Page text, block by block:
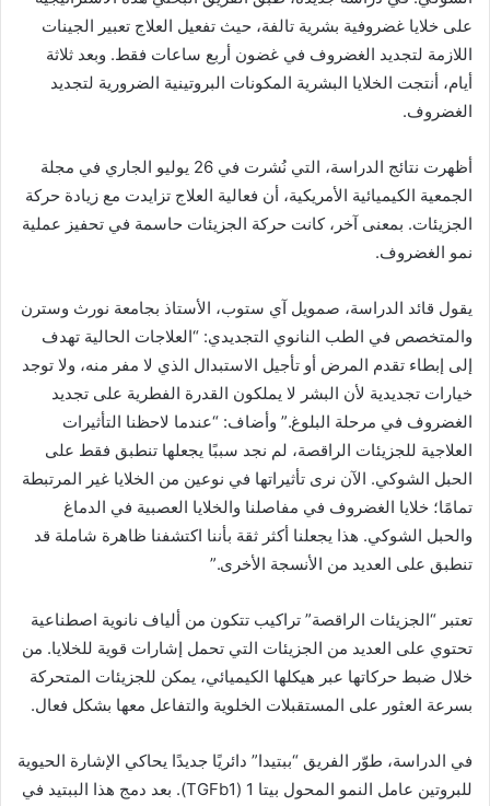
على خلايا غضروفية بشرية تالفة، حيث تفعيل العلاج تعبير الجينات
اللازمة لتجديد الغضروف في غضون أربع ساعات فقط. وبعد ثلاثة
أيام، أنتجت الخلايا البشرية المكونات البروتينية الضرورية لتجديد
الغضروف.
أظهرت نتائج الدراسة، التي نُشرت في 26 يوليو الجاري في مجلة
الجمعية الكيميائية الأمريكية، أن فعالية العلاج تزايدت مع زيادة حركة
الجزيئات. بمعنى آخر، كانت حركة الجزيئات حاسمة في تحفيز عملية
نمو الغضروف.
يقول قائد الدراسة، صمويل آي ستوب، الأستاذ بجامعة نورث وسترن
والمتخصص في الطب النانوي التجديدي: “العلاجات الحالية تهدف
إلى إبطاء تقدم المرض أو تأجيل الاستبدال الذي لا مفر منه، ولا توجد
خيارات تجديدية لأن البشر لا يملكون القدرة الفطرية على تجديد
الغضروف في مرحلة البلوغ.” وأضاف: “عندما لاحظنا التأثيرات
العلاجية للجزيئات الراقصة، لم نجد سببًا يجعلها تنطبق فقط على
الحبل الشوكي. الآن نرى تأثيراتها في نوعين من الخلايا غير المرتبطة
تمامًا؛ خلايا الغضروف في مفاصلنا والخلايا العصبية في الدماغ
والحبل الشوكي. هذا يجعلنا أكثر ثقة بأننا اكتشفنا ظاهرة شاملة قد
تنطبق على العديد من الأنسجة الأخرى.”
تعتبر “الجزيئات الراقصة” تراكيب تتكون من ألياف نانوية اصطناعية
تحتوي على العديد من الجزيئات التي تحمل إشارات قوية للخلايا. من
خلال ضبط حركاتها عبر هيكلها الكيميائي، يمكن للجزيئات المتحركة
بسرعة العثور على المستقبلات الخلوية والتفاعل معها بشكل فعال.
في الدراسة، طوّر الفريق “ببتيدا” دائريًا جديدًا يحاكي الإشارة الحيوية
للبروتين عامل النمو المحول بيتا 1 (TGFb1). بعد دمج هذا الببتيد في